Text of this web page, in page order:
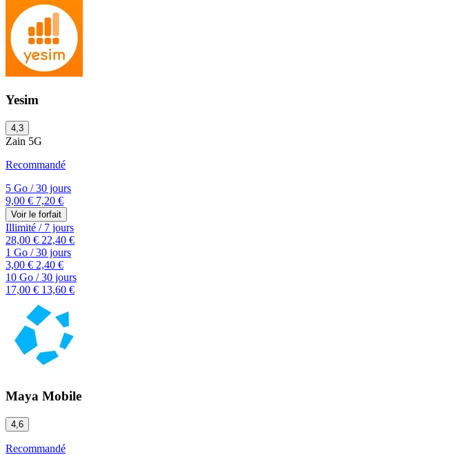
Yesim
4,3
Zain 5G
Recommandé
5 Go /30 jours
9,00 € 7,20 €
Voir le forfait
Illimité /7 jours
28,00 € 22,40 €
1 Go /30 jours
3,00 € 2,40 €
10 Go /30 jours
17,00 € 13,60 €
Maya Mobile
4,6
Recommandé